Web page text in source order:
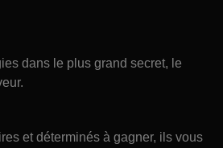
dans le plus grand secret, le
et déterminés à gagner, ils vous